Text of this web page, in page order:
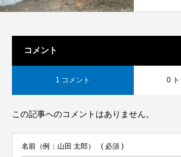
コメント
1 コメント 0 ト
この記事へのコメントはありません。
名前（例：山田 太郎） ( 必須 )